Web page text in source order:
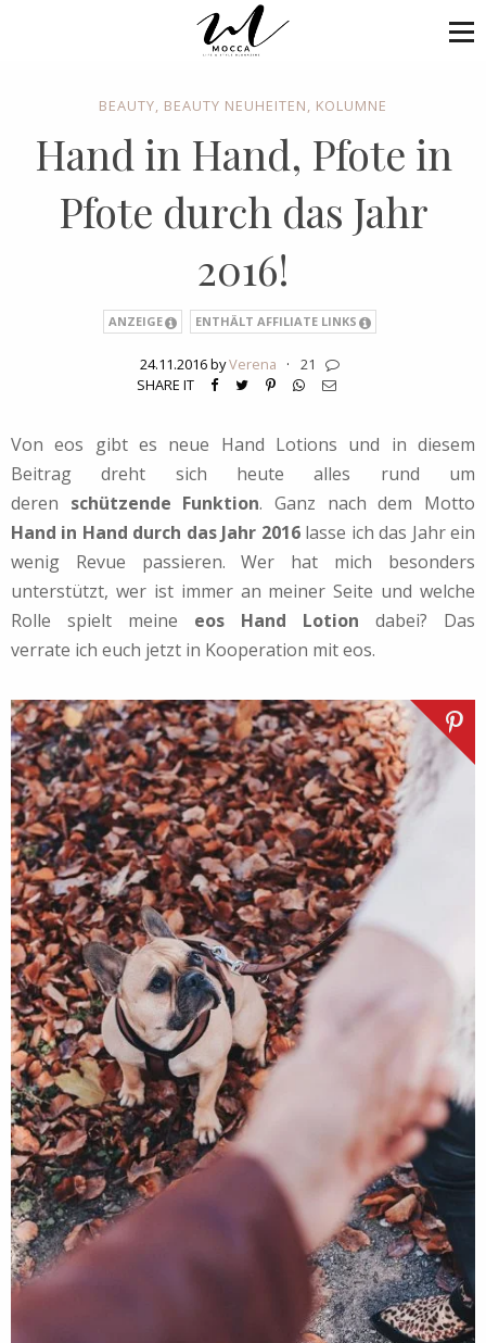
BEAUTY, BEAUTY NEUHEITEN, KOLUMNE
Hand in Hand, Pfote in
Pfote durch das Jahr
2016!
ANZEIGE ENTHÄLT AFFILIATE LINKS
24.11.2016 byVerena ·
21
SHARE IT
Von eos gibt es neue Hand Lotions und in diesem
Beitrag dreht sich heute alles rund um
deren schützende Funktion. Ganz nach dem Motto
Hand in Hand durch das Jahr 2016lasse ich das Jahr ein
wenig Revue passieren. Wer hat mich besonders
unterstützt, wer ist immer an meiner Seite und welche
Rolle spielt meine eos Hand Lotion dabei? Das
verrate ich euch jetzt in Kooperation mit eos.